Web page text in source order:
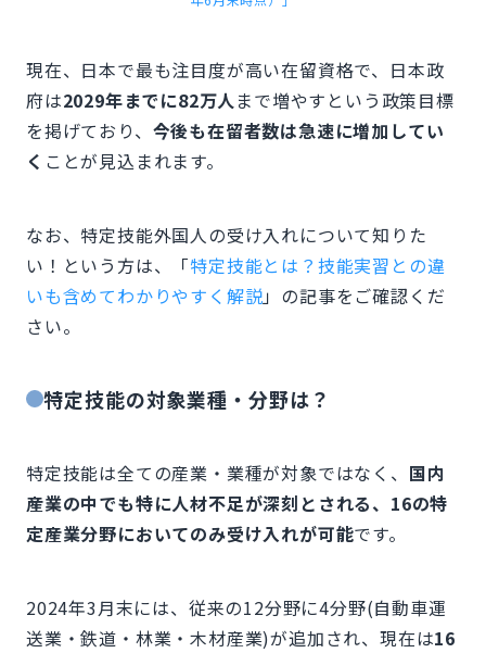
現在、日本で最も注目度が高い在留資格で、日本政
府は2029年までに82万人 まで増やすという政策目標
を掲げており、 今後も在留者数は急速に増加してい
く ことが見込まれます。
なお、特定技能外国人の受け入れについて知りた
い！という方は、「特定技能とは？技能実習との違
いも含めてわかりやすく解説」の記事をご確認くだ
さい。
特定技能の対象業種・分野は？
特定技能は全ての産業・業種が対象ではなく、 国内
産業の中でも特に人材不足が深刻とされる、16の特
定産業分野においてのみ受け入れが可能です。
2024年3月末には、従来の12分野に4分野(自動車運
送業・鉄道・林業・木材産業)が追加され、現在は16